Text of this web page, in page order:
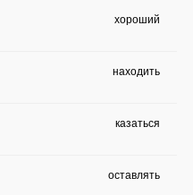
хороший
находить
казаться
оставлять